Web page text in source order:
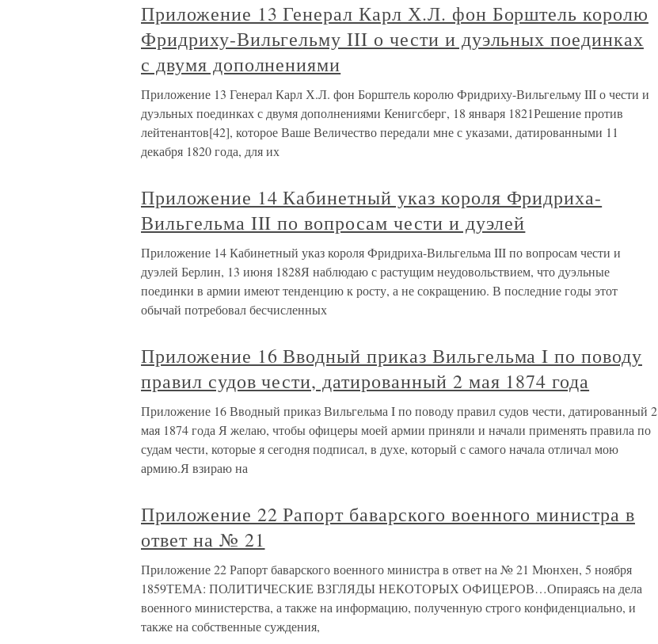
Приложение 13 Генерал Карл Х.Л. фон Борштель королю
Фридриху-Вильгельму III о чести и дуэльных поединках
с двумя дополнениями
Приложение 13 Генерал Карл Х.Л. фон Борштель королю Фридриху-Вильгельму III о чести и
дуэльных поединках с двумя дополнениями Кенигсберг, 18 января 1821Решение против
лейтенантов[42], которое Ваше Величество передали мне с указами, датированными 11
декабря 1820 года, для их
Приложение 14 Кабинетный указ короля Фридриха-
Вильгельма III по вопросам чести и дуэлей
Приложение 14 Кабинетный указ короля Фридриха-Вильгельма III по вопросам чести и
дуэлей Берлин, 13 июня 1828Я наблюдаю с растущим неудовольствием, что дуэльные
поединки в армии имеют тенденцию к росту, а не сокращению. В последние годы этот
обычай потребовал бесчисленных
Приложение 16 Вводный приказ Вильгельма I по поводу
правил судов чести, датированный 2 мая 1874 года
Приложение 16 Вводный приказ Вильгельма I по поводу правил судов чести, датированный 2
мая 1874 года Я желаю, чтобы офицеры моей армии приняли и начали применять правила по
судам чести, которые я сегодня подписал, в духе, который с самого начала отличал мою
армию.Я взираю на
Приложение 22 Рапорт баварского военного министра в
ответ на № 21
Приложение 22 Рапорт баварского военного министра в ответ на № 21 Мюнхен, 5 ноября
1859ТЕМА: ПОЛИТИЧЕСКИЕ ВЗГЛЯДЫ НЕКОТОРЫХ ОФИЦЕРОВ…Опираясь на дела
военного министерства, а также на информацию, полученную строго конфиденциально, и
также на собственные суждения,